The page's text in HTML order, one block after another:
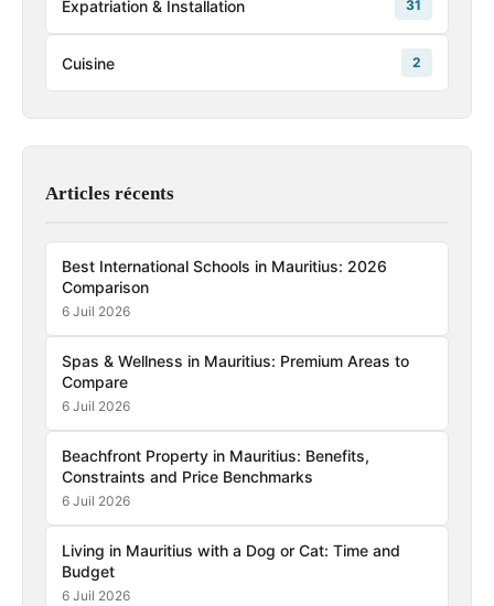
Expatriation & Installation 31
Cuisine 2
Articles récents
Best International Schools in Mauritius: 2026
Comparison
6 Juil 2026
Spas & Wellness in Mauritius: Premium Areas to
Compare
6 Juil 2026
Beachfront Property in Mauritius: Benefits,
Constraints and Price Benchmarks
6 Juil 2026
Living in Mauritius with a Dog or Cat: Time and
Budget
6 Juil 2026